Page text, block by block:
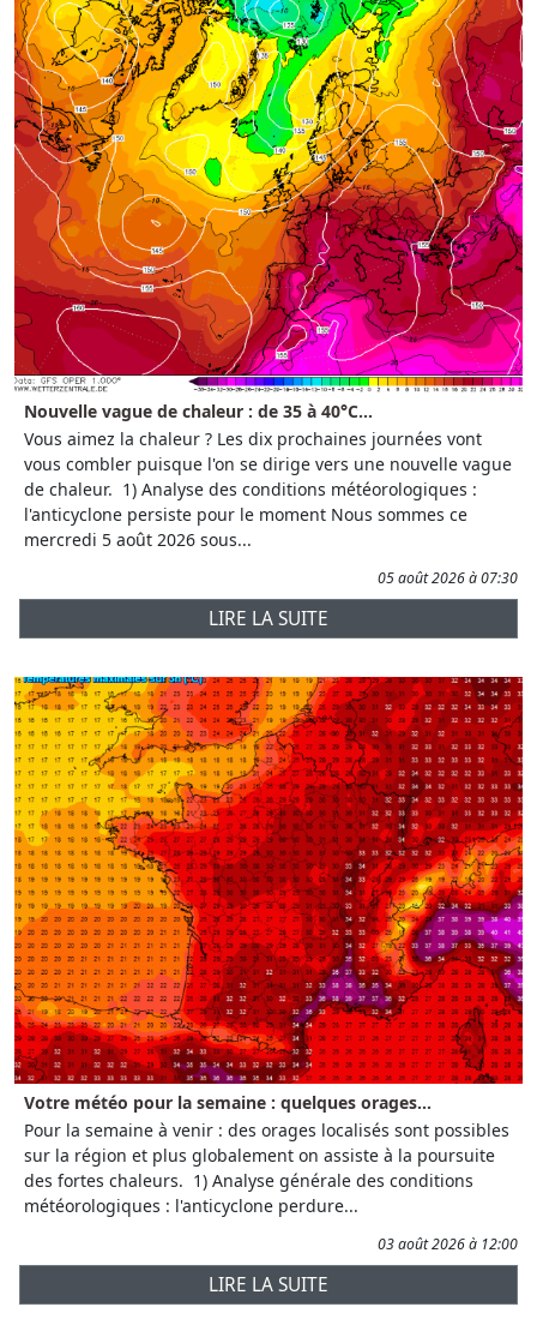
Nouvelle vague de chaleur : de 35 à 40°C...
Vous aimez la chaleur ? Les dix prochaines journées vont
vous combler puisque l'on se dirige vers une nouvelle vague
de chaleur. 1) Analyse des conditions météorologiques :
l'anticyclone persiste pour le moment Nous sommes ce
mercredi 5 août 2026 sous...
05 août 2026 à 07:30
LIRE LA SUITE
Votre météo pour la semaine : quelques orages...
Pour la semaine à venir : des orages localisés sont possibles
sur la région et plus globalement on assiste à la poursuite
des fortes chaleurs. 1) Analyse générale des conditions
météorologiques : l'anticyclone perdure...
03 août 2026 à 12:00
LIRE LA SUITE